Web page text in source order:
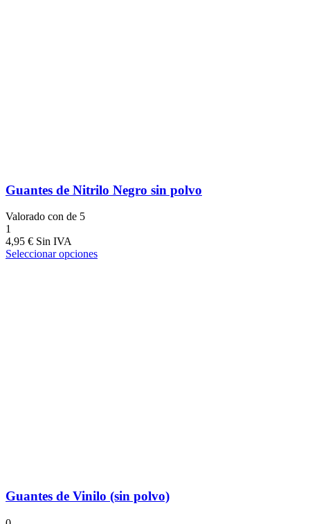
Guantes de Nitrilo Negro sin polvo
Valorado con de 5
1
4,95 €
Seleccionar opciones
Guantes de Vinilo (sin polvo)